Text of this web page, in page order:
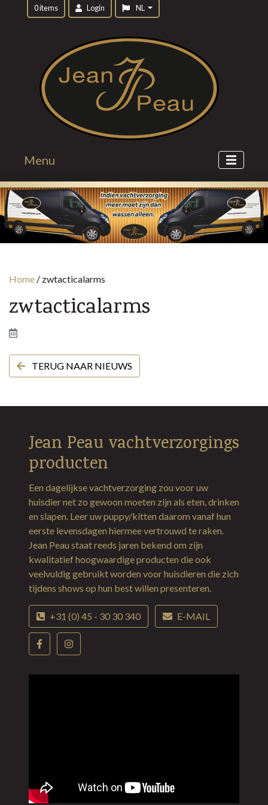
0 items Login NL
Menu
Home / zwtacticalarms
zwtacticalarms
TERUG NAAR NIEUWS
Jean Peau vachtverzorgings
producten
Een dagelijkse vachtverzorging zou voor uw
huisdier net zo gewoon moeten zijn als eten, drinken
en slapen. Leer uw puppy/kitten daarom vanaf hun
eerste levensdagen hiermee vertrouwd te raken.
Jean Peau staat reeds jaren bekend om zijn
kwalitatief hoogwaardige producten die ook
veelvuldig gebruikt worden voor huisdieren die zich
tijdens shows op hun best willen presenteren.
+31 (0) 45 - 30 30 340 E-MAIL